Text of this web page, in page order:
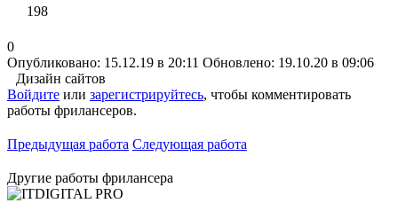
198
0
Опубликовано: 15.12.19 в 20:11 Обновлено: 19.10.20 в 09:06
Дизайн сайтов
Войдите или зарегистрируйтесь, чтобы комментировать
работы фрилансеров.
Предыдущая работа Следующая работа
Другие работы фрилансера